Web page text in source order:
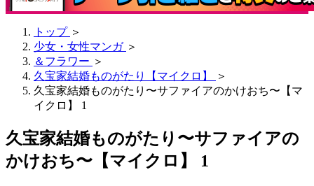
トップ ＞
少女・女性マンガ ＞
＆フラワー ＞
久宝家結婚ものがたり【マイクロ】
＞
久宝家結婚ものがたり〜サファイアのかけおち〜【マ
イクロ】 1
久宝家結婚ものがたり〜サファイアの
かけおち〜【マイクロ】 1